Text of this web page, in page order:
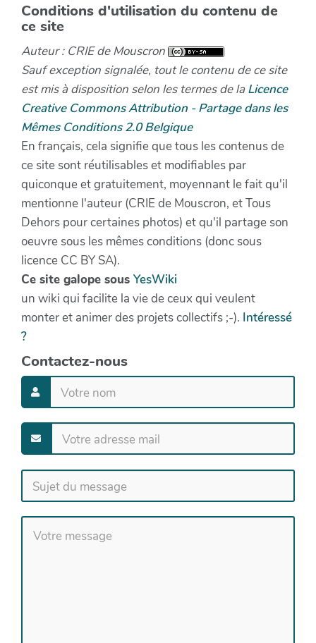
Conditions d'utilisation du contenu de
ce site
Auteur : CRIE de Mouscron
Sauf exception signalée, tout le contenu de ce site
est mis à disposition selon les termes de laLicence
Creative Commons Attribution - Partage dans les
Mêmes Conditions 2.0 Belgique
En français, cela signifie que tous les contenus de
ce site sont réutilisables et modifiables par
quiconque et gratuitement, moyennant le fait qu'il
mentionne l'auteur (CRIE de Mouscron, et Tous
Dehors pour certaines photos) et qu'il partage son
oeuvre sous les mêmes conditions (donc sous
licence CC BY SA).
Ce site galope sous YesWiki
un wiki qui facilite la vie de ceux qui veulent
monter et animer des projets collectifs ;-). Intéressé
?
Contactez-nous